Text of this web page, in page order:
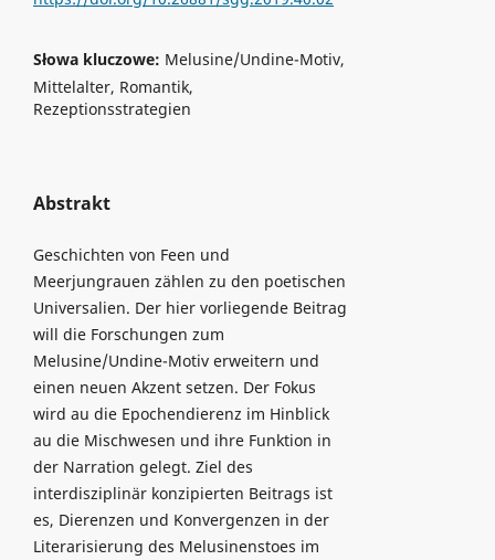
Słowa kluczowe: Melusine/Undine-Motiv,
Mittelalter, Romantik,
Rezeptionsstrategien
Abstrakt
Geschichten von Feen und
Meerjungrauen zählen zu den poetischen
Universalien. Der hier vorliegende Beitrag
will die Forschungen zum
Melusine/Undine-Motiv erweitern und
einen neuen Akzent setzen. Der Fokus
wird au die Epochendierenz im Hinblick
au die Mischwesen und ihre Funktion in
der Narration gelegt. Ziel des
interdisziplinär konzipierten Beitrags ist
es, Dierenzen und Konvergenzen in der
Literarisierung des Melusinenstoes im